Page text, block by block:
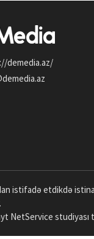
demedia.az/
istifadə etdikdə
NetService studiyası